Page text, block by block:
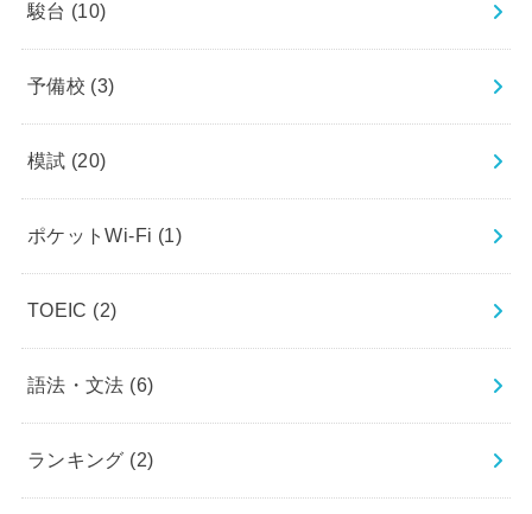
駿台 (10)
予備校 (3)
模試 (20)
ポケットWi-Fi (1)
TOEIC (2)
語法・文法 (6)
ランキング (2)